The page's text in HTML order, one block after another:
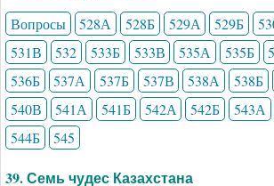
Вопросы 528А 528Б 529А 529Б
531В
532 533Б 533В 535А 535Б
536Б
537А 537Б 537В 538А 538Б
540В
541А 541Б 542А 542Б 543А
544Б
545
39. Семь чудес Казахстана